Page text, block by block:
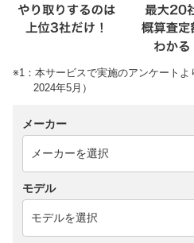
※1：本サービスで実施のアンケート
2024年5月）
メーカー
モデル